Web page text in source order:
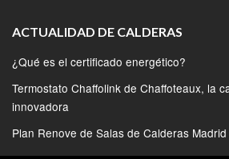
ACTUALIDAD DE CALDERAS
¿Qué es el certificado energético?
Termostato Chaffolink de Chaffoteaux, la
innovadora
Plan Renove de Salas de Calderas